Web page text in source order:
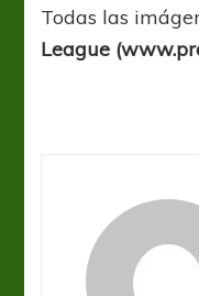
Todas las
League